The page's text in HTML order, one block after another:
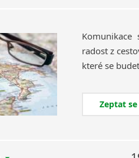
radost z
Zeptat